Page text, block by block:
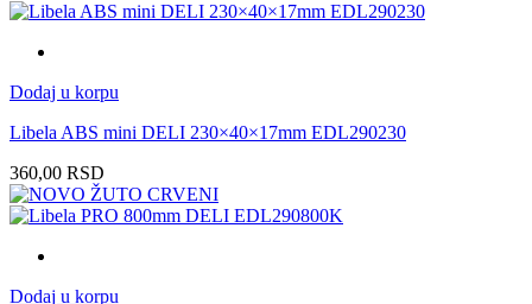
Dodaj u korpu
Libela ABS mini DELI 230×40×17mm EDL290230
360,00 RSD
Dodaj u korpu